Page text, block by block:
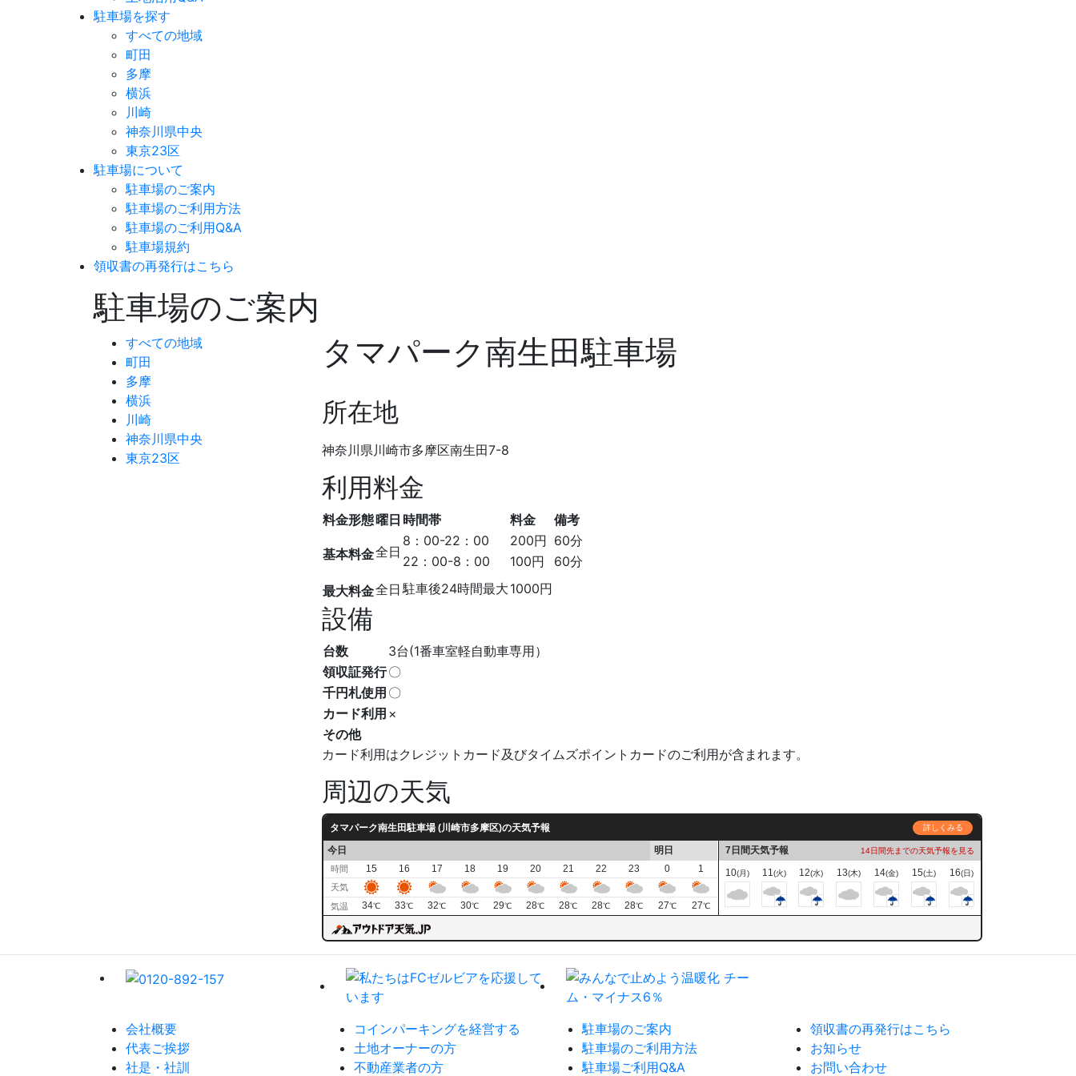
駐車場を探す
すべての地域
町田
多摩
横浜
川崎
神奈川県中央
東京23区
駐車場について
駐車場のご案内
駐車場のご利用方法
駐車場のご利用Q&A
駐車場規約
領収書の再発行はこちら
駐車場のご案内
すべての地域
町田
多摩
横浜
川崎
神奈川県中央
東京23区
タマパーク南生田駐車場
所在地
神奈川県川崎市多摩区南生田7-8
利用料金
料金形態曜日 時間帯 料金 備考
基本料金全日
8：00-22：00 200円 60分
22：00-8：00
100円
60分
最大料金全日 駐車後24時間最大 1000円
設備
台数
3台(1番車室軽自動車専用）
領収証発行〇
千円札使用 〇
カード利用 ×
その他
カード利用はクレジットカード及びタイムズポイントカードのご利用が含まれます。
周辺の天気
タマパーク南生田駐車場 (川崎市多摩区)の天気予報 詳しくみる
今日 明日
時間 15 16 17 18 19 20 21 22 23 0 1
天気
気温
34℃ 33℃ 32℃ 30℃ 29℃ 28℃ 28℃ 28℃ 28℃ 27℃ 27℃
7日間天気予報 14日間先までの天気予報を見る
10(月) 11(火) 12(水) 13(木) 14(金) 15(土) 16(日)
会社概要
代表ご挨拶
社是・社訓
コインパーキングを経営する
土地オーナーの方
不動産業者の方
駐車場のご案内
駐車場のご利用方法
駐車場ご利用Q&A
領収書の再発行はこちら
お知らせ
お問い合わせ